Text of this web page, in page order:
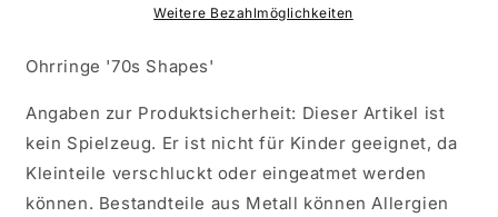
Weitere Bezahlmöglichkeiten
Ohrringe '70s Shapes'
Angaben zur Produktsicherheit: Dieser Artikel ist
kein Spielzeug. Er ist nicht für Kinder geeignet, da
Kleinteile verschluckt oder eingeatmet werden
können. Bestandteile aus Metall können Allergien